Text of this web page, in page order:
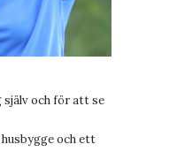
och för att se
och ett